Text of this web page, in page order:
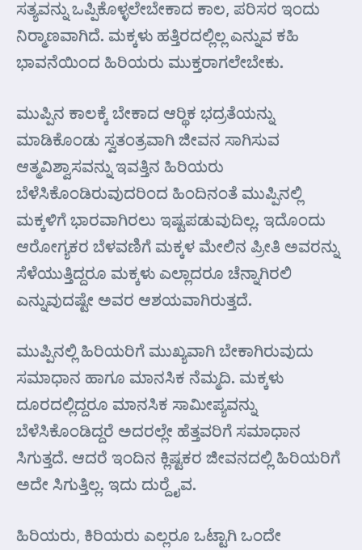
ಸತ್ಯವನ್ನು ಒಪ್ಪಿಕೊಳ್ಳಲೇಬೇಕಾದ ಕಾಲ, ಪರಿಸರ ಇಂದು
ನಿರ್‍ಮಾಣವಾಗಿದೆ. ಮಕ್ಕಳು ಹತ್ತಿರದಲ್ಲಿಲ್ಲ ಎನ್ನುವ ಕಹಿ
ಭಾವನೆಯಿಂದ ಹಿರಿಯರು ಮುಕ್ತರಾಗಲೇಬೇಕು.
ಮುಪ್ಪಿನ ಕಾಲಕ್ಕೆ ಬೇಕಾದ ಆರ್‍ಥಿಕ ಭದ್ರತೆಯನ್ನು
ಮಾಡಿಕೊಂಡು ಸ್ವತಂತ್ರವಾಗಿ ಜೀವನ ಸಾಗಿಸುವ
ಆತ್ಮವಿಶ್ವಾಸವನ್ನು ಇವತ್ತಿನ ಹಿರಿಯರು
ಬೆಳೆಸಿಕೊಂಡಿರುವುದರಿಂದ ಹಿಂದಿನಂತೆ ಮುಪ್ಪಿನಲ್ಲಿ
ಮಕ್ಕಳಿಗೆ ಭಾರವಾಗಿರಲು ಇಷ್ಟಪಡುವುದಿಲ್ಲ. ಇದೊಂದು
ಆರೋಗ್ಯಕರ ಬೆಳವಣಿಗೆ ಮಕ್ಕಳ ಮೇಲಿನ ಪ್ರೀತಿ ಅವರನ್ನು
ಸೆಳೆಯುತ್ತಿದ್ದರೂ ಮಕ್ಕಳು ಎಲ್ಲಾದರೂ ಚೆನ್ನಾಗಿರಲಿ
ಎನ್ನುವುದಷ್ಟೇ ಅವರ ಆಶಯವಾಗಿರುತ್ತದೆ.
ಮುಪ್ಪಿನಲ್ಲಿ ಹಿರಿಯರಿಗೆ ಮುಖ್ಯವಾಗಿ ಬೇಕಾಗಿರುವುದು
ಸಮಾಧಾನ ಹಾಗೂ ಮಾನಸಿಕ ನೆಮ್ಮದಿ. ಮಕ್ಕಳು
ದೂರದಲ್ಲಿದ್ದರೂ ಮಾನಸಿಕ ಸಾಮೀಪ್ಯವನ್ನು
ಬೆಳೆಸಿಕೊಂಡಿದ್ದರೆ ಅದರಲ್ಲೇ ಹೆತ್ತವರಿಗೆ ಸಮಾಧಾನ
ಸಿಗುತ್ತದೆ. ಆದರೆ ಇಂದಿನ ಕ್ಲಿಷ್ಟಕರ ಜೀವನದಲ್ಲಿ ಹಿರಿಯರಿಗೆ
ಅದೇ ಸಿಗುತ್ತಿಲ್ಲ. ಇದು ದುರ್‍ದೈವ.
ಹಿರಿಯರು, ಕಿರಿಯರು ಎಲ್ಲರೂ ಒಟ್ಟಾಗಿ ಒಂದೇ